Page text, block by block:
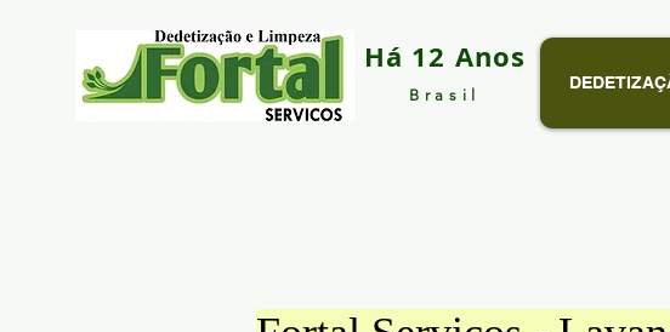
Há 12 Anos
Brasil